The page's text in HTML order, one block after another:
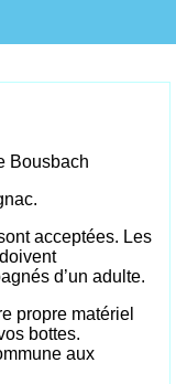
Bousbach
acceptées. Les
d’un adulte.
propre matériel
bottes.
aux